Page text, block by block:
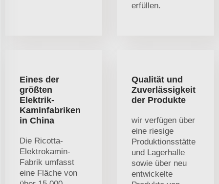
erfüllen.
Eines der
größten
Elektrik-
Kaminfabriken
in China
Die Ricotta-
Elektrokamin-
Fabrik umfasst
eine Fläche von
Qualität und
Zuverlässigkeit
der Produkte
wir verfügen über
eine riesige
Produktionsstätte
und Lagerhalle
sowie über neu
entwickelte